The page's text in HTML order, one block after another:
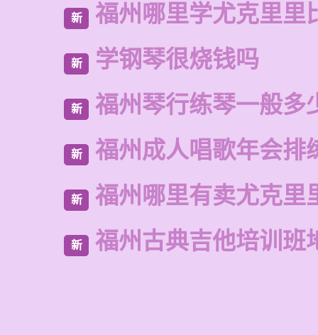
新 福州哪里学尤克里里
新 学钢琴很烧钱吗
新 福州琴行练琴一般多
新 福州成人唱歌年会排
新 福州哪里有卖尤克里
新 福州古典吉他培训班